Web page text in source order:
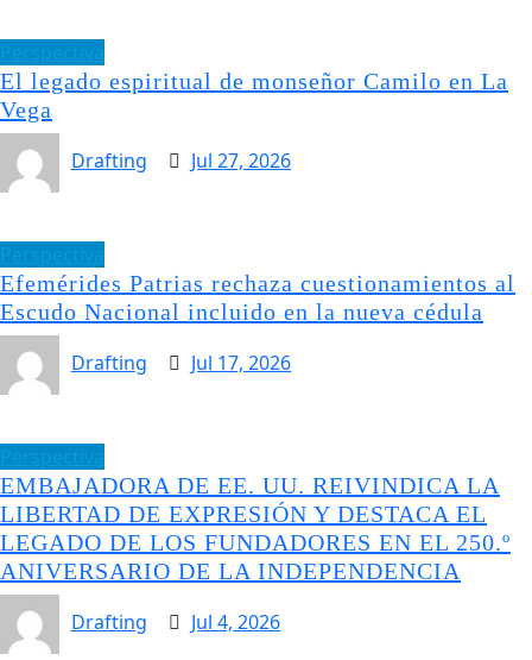
El legado espiritual de monseñor Camilo en La
Vega
Drafting
Jul 27, 2026
Efemérides Patrias rechaza cuestionamientos al
Escudo Nacional incluido en la nueva cédula
Drafting
Jul 17, 2026
EMBAJADORA DE EE. UU. REIVINDICA LA
LIBERTAD DE EXPRESIÓN Y DESTACA EL
LEGADO DE LOS FUNDADORES EN EL 250.º
ANIVERSARIO DE LA INDEPENDENCIA
Drafting
Jul 4, 2026